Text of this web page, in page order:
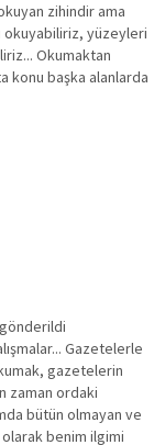
zihindir ama
okuyabiliriz, yüzeyleri
Okumaktan
konu başka alanlarda
Gazetelerle
gazetelerin
zaman ordaki
bütün olmayan ve
benim ilgimi